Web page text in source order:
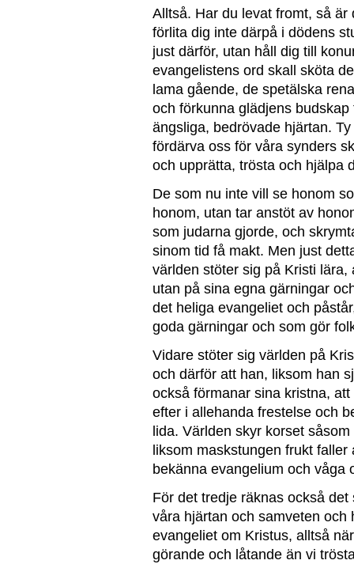
Alltså. Har du levat fromt, så är
förlita dig inte därpå i dödens
just därför, utan håll dig till
evangelistens ord skall sköta
lama gående, de spetälska
och förkunna glädjens
ängsliga, bedrövade hjärtan.
fördärva oss för våra synders
och upprätta, trösta och hjälpa
De som nu inte vill se honom
honom, utan tar anstöt av
som judarna gjorde, och
sinom tid få makt. Men just
världen stöter sig på Kristi
utan på sina egna gärningar
det heliga evangeliet och
goda gärningar och som gör
Vidare stöter sig världen på
och därför att han, liksom han
också förmanar sina kristna,
efter i allehanda frestelse och
lida. Världen skyr korset
liksom maskstungen frukt
bekänna evangelium och våga
För det tredje räknas också
våra hjärtan och samveten
evangeliet om Kristus, alltså
görande och låtande än vi